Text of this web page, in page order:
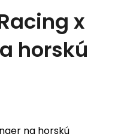
x
horskú
na horskú